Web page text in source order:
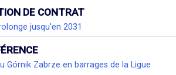
DE CONTRAT
jusqu'en 2031
Górnik Zabrze en barrages de la Ligue